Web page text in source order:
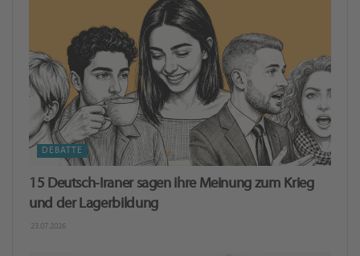
DEBATTE
15 Deutsch-Iraner sagen ihre Meinung zum Krieg
und der Lagerbildung
23.07.2026